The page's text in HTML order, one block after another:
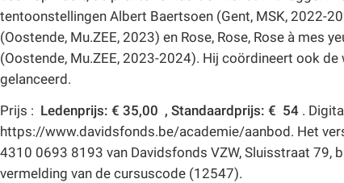
tentoonstellingen Albert Baertsoen (Gent, MSK, 2022-
(Oostende, Mu.ZEE, 2023) en Rose, Rose, Rose à mes
(Oostende, Mu.ZEE, 2023-2024). Hij coördineert ook
gelanceerd.
Prijs : Ledenprijs: € 35,00 , Standaardprijs: € 54 .
https://www.davidsfonds.be/academie/aanbod. Het
4310 0693 8193 van Davidsfonds VZW, Sluisstraat
vermelding van de cursuscode (12547).